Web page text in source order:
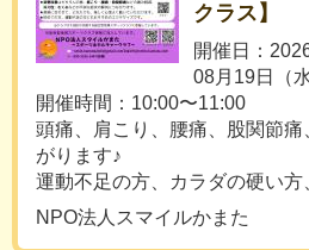
クラス】
開催日：
08月19日（
開催時間：10:00〜11:00
頭痛、肩こり、腰痛、股関節
がります♪
運動不足の方、カラダの硬い方
NPO法人スマイルかまた